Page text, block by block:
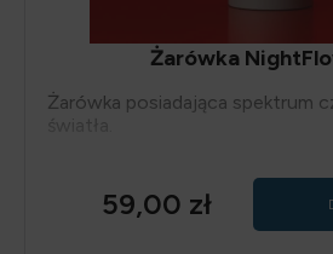
Żarówka
Żarówka posiadająca spektrum
59,00 zł